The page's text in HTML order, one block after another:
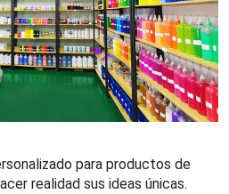
para productos de
realidad sus ideas únicas.